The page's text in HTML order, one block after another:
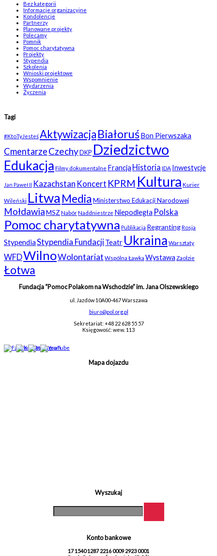
Bez kategorii
Informacje organizacyjne
Kondolencje
Partnerzy
Planowane projekty
Polecamy
Pomnik
Pomoc charytatywna
Projekty
Stypendia
Szkolenia
Wnioski projektowe
Wspomnienie
Wydarzenia
Życzenia
Tagi
#KtoTyJesteśAktywizacjaBiałoruśBon Pierwszaka
CmentarzeCzechy DKP Dziedzictwo
Edukacja Filmy dokumentalne Francja Historia IDA Inwestycje
Jan Paweł II Kazachstan Koncert KPRM Kultura Kurier
Wileński Litwa MediaMinisterstwo Edukacji Narodowej
MołdawiaMSZ NabórNaddniestrze Niepodległa Polska
Pomoc charytatywna Publikacja RegrantingRosja
StypendiaStypendia FundacjiTeatr Ukraina Warsztaty
WFDWilnoWolontariat Wspólna Ławka Wystawa Zaolzie
Łotwa
Fundacja “Pomoc Polakom na Wschodzie” im. Jana Olszewskiego
ul. Jazdów 10A00-467 Warszawa
biuro@pol.org.pl
Sekretariat: +48 22 628 55 57
Księgowość: wew. 113
Mapa dojazdu
Wyszukaj
Konto bankowe
17 1540 1287 2216 0009 2923 0001